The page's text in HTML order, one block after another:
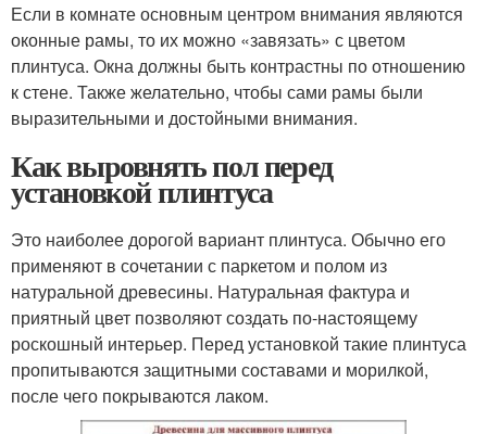
Если в комнате основным центром внимания являются
оконные рамы, то их можно «завязать» с цветом
плинтуса. Окна должны быть контрастны по отношению
к стене. Также желательно, чтобы сами рамы были
выразительными и достойными внимания.
Как выровнять пол перед
установкой плинтуса
Это наиболее дорогой вариант плинтуса. Обычно его
применяют в сочетании с паркетом и полом из
натуральной древесины. Натуральная фактура и
приятный цвет позволяют создать по-настоящему
роскошный интерьер. Перед установкой такие плинтуса
пропитываются защитными составами и морилкой,
после чего покрываются лаком.